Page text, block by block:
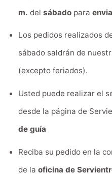
m. del sábadopara
Los pedidos realizados
sábado saldrán de
(excepto feriados).
Usted puede realizar el
desde la página de
de guía
Reciba su pedido en la
de la oficina de